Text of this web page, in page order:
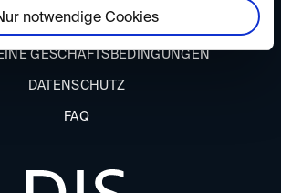
notwendige Cookies
IMPRESSUM
GESCHÄFTSBEDINGUNGEN
DATENSCHUTZ
FAQ